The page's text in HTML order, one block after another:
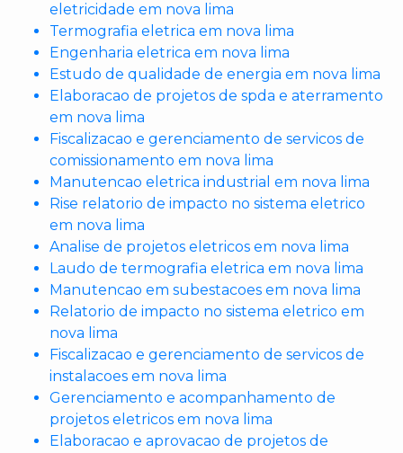
eletricidade em nova lima
Termografia eletrica em nova lima
Engenharia eletrica em nova lima
Estudo de qualidade de energia em nova lima
Elaboracao de projetos de spda e aterramento
em nova lima
Fiscalizacao e gerenciamento de servicos de
comissionamento em nova lima
Manutencao eletrica industrial em nova lima
Rise relatorio de impacto no sistema eletrico
em nova lima
Analise de projetos eletricos em nova lima
Laudo de termografia eletrica em nova lima
Manutencao em subestacoes em nova lima
Relatorio de impacto no sistema eletrico em
nova lima
Fiscalizacao e gerenciamento de servicos de
instalacoes em nova lima
Gerenciamento e acompanhamento de
projetos eletricos em nova lima
Elaboracao e aprovacao de projetos de